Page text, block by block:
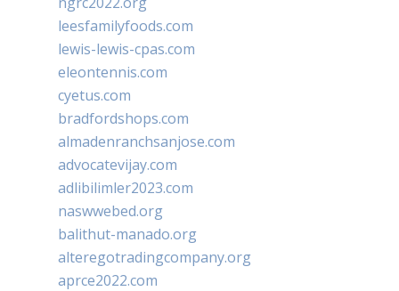
leesfamilyfoods.com
lewis-lewis-cpas.com
eleontennis.com
cyetus.com
bradfordshops.com
almadenranchsanjose.com
advocatevijay.com
adlibilimler2023.com
naswwebed.org
balithut-manado.org
alteregotradingcompany.org
aprce2022.com